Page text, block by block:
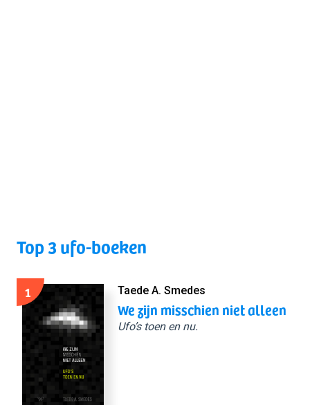
Top 3 ufo-boeken
1 Taede A. Smedes
We zijn misschien niet alleen
Ufo’s toen en nu.